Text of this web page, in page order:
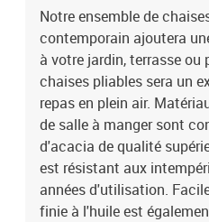
Notre ensemble de
contemporain ajoutera
à votre jardin, terrasse ou
chaises pliables sera un
repas en plein air.
de salle à manger sont
d'acacia de qualité
est résistant aux
années d'utilisation.
finie à l'huile est